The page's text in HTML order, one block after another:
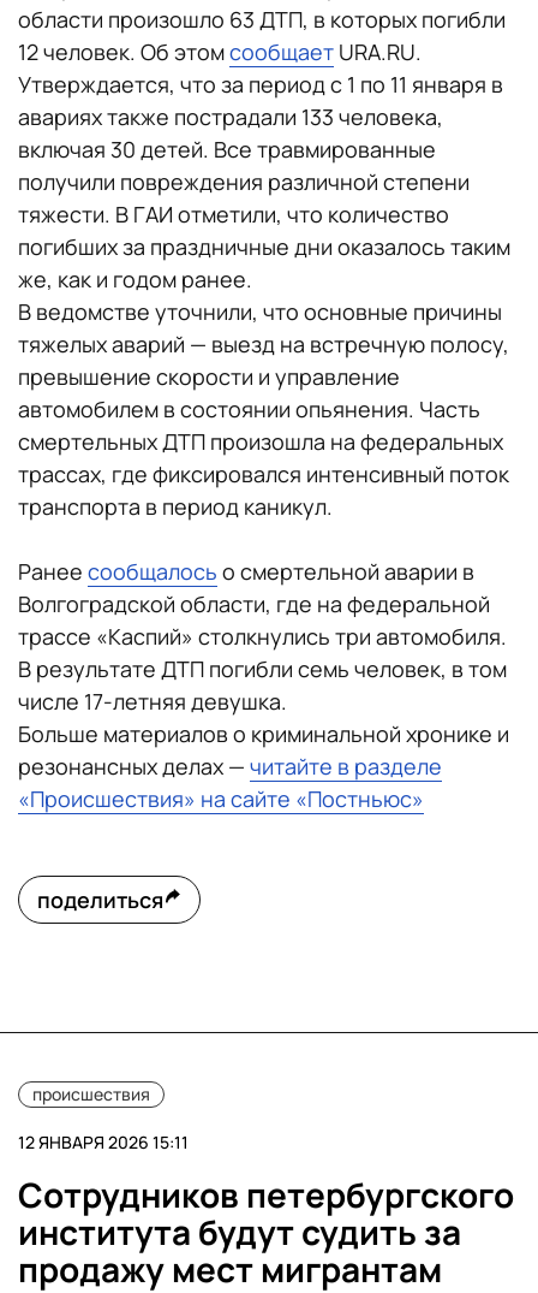
области произошло 63 ДТП, в которых погибли
12 человек. Об этомсообщает URA.RU.
Утверждается, что за период с 1 по 11 января в
авариях также пострадали 133 человека,
включая 30 детей. Все травмированные
получили повреждения различной степени
тяжести. В ГАИ отметили, что количество
погибших за праздничные дни оказалось таким
же, как и годом ранее.
В ведомстве уточнили, что основные причины
тяжелых аварий — выезд на встречную полосу,
превышение скорости и управление
автомобилем в состоянии опьянения. Часть
смертельных ДТП произошла на федеральных
трассах, где фиксировался интенсивный поток
транспорта в период каникул.
Ранее сообщалось о смертельной аварии в
Волгоградской области, где на федеральной
трассе «Каспий» столкнулись три автомобиля.
В результате ДТП погибли семь человек, в том
числе 17-летняя девушка.
Больше материалов о криминальной хронике и
резонансных делах — читайте в разделе
«Происшествия» на сайте «Постньюс»
поделиться
происшествия
12 ЯНВАРЯ 2026 15:11
Сотрудников петербургского
института будут судить за
продажу мест мигрантам